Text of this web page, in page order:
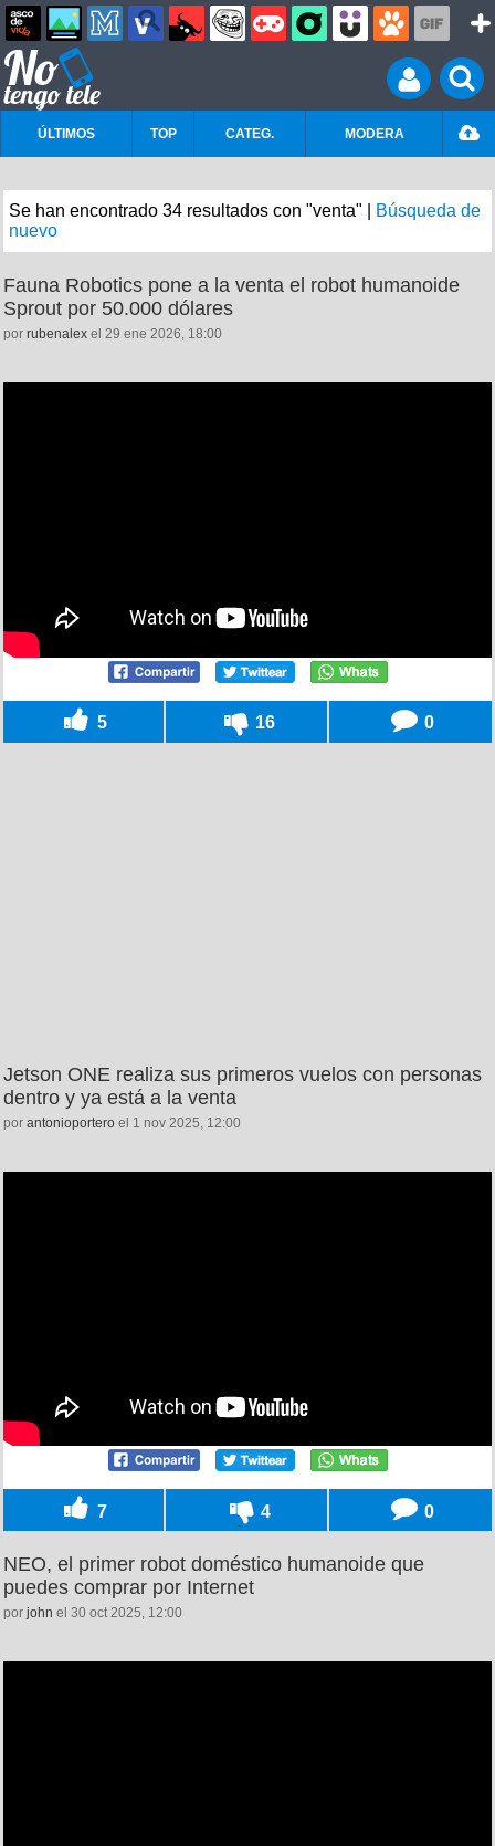
ÚLTIMOS TOP CATEG. MODERA
Se han encontrado 34 resultados con "venta" |
Búsqueda de
nuevo
Fauna Robotics pone a la venta el robot humanoide
Sprout por 50.000 dólares
por rubenalex el 29 ene 2026, 18:00
5 16 0
Jetson ONE realiza sus primeros vuelos con personas
dentro y ya está a la venta
por antonioportero el 1 nov 2025, 12:00
7 4 0
NEO, el primer robot doméstico humanoide que
puedes comprar por Internet
por john el 30 oct 2025, 12:00